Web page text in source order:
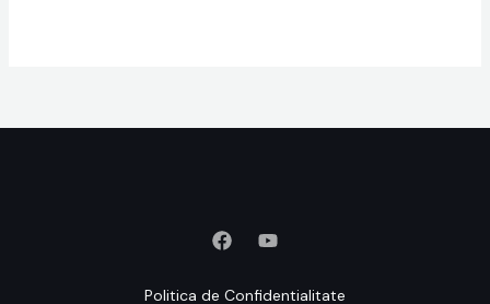
Politica de Confidentialitate